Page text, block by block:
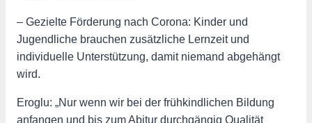
– Gezielte Förderung nach Corona: Kinder und
Jugendliche brauchen zusätzliche Lernzeit und
individuelle Unterstützung, damit niemand abgehängt
wird.
Eroglu: „Nur wenn wir bei der frühkindlichen Bildung
anfangen und bis zum Abitur durchgängig Qualität